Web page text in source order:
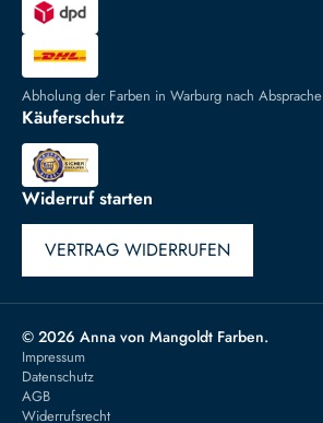
Abholung der Farben in Warburg nach Absprache
Käuferschutz
Widerruf starten
VERTRAG WIDERRUFEN
© 2026 Anna von Mangoldt Farben.
Impressum
Datenschutz
AGB
Widerrufsrecht